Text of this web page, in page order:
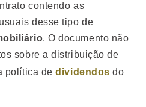
contendo as
desse tipo de
. O documento não
sobre a distribuição de
política dedividendos do